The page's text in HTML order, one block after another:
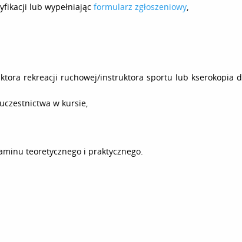
lub wypełniającformularz zgłoszeniowy,
rekreacji ruchowej/instruktora sportu lub kserokopia
w kursie,
teoretycznego i praktycznego.